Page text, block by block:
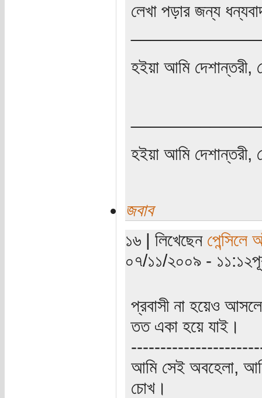
লেখা পড়ার জন্য
হইয়া আমি দেশান্তরী,
হইয়া আমি দেশান্তরী,
জবাব
১৬ | লিখেছেন পেন্সিলে
০৭/১১/২০০৯ -
প্রবাসী না হয়েও
তত একা হয়ে যাই।
আমি সেই অবহেলা,
চোখ।